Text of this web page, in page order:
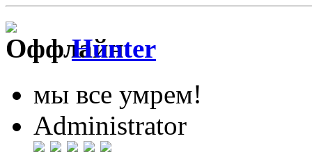
Hunter
мы все умрем!
Administrator